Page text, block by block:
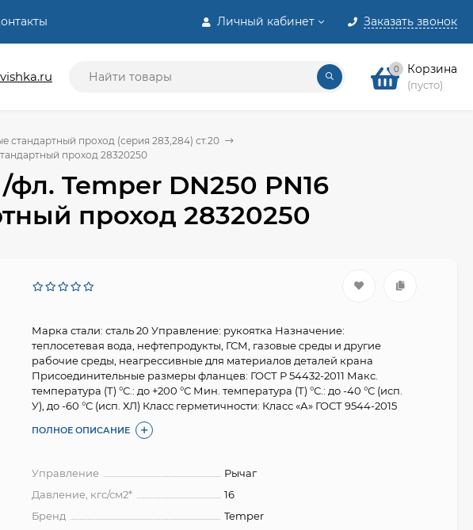
Личный кабинет Заказать звонок
0 Корзина
(пусто)
стандартный проход (серия 283,284) ст.20
проход 28320250
Temper DN250 PN16
проход 28320250
Марка стали: сталь 20 Управление: рукоятка Назначение:
теплосетевая вода, нефтепродукты, ГСМ, газовые среды и другие
рабочие среды, неагрессивные для материалов деталей крана
Присоединительные размеры фланцев: ГОСТ Р 54432-2011 Макс.
температура (Т) °С.: до +200 °С Мин. температура (Т) °С.: до -40 °С (исп.
У), до -60 °С (исп. ХЛ) Класс герметичности: Класс «А» ГОСТ 9544-2015
ПОЛНОЕ ОПИСАНИЕ
Управление
Рычаг
Давление, кгс/см2*
16
Бренд
Temper